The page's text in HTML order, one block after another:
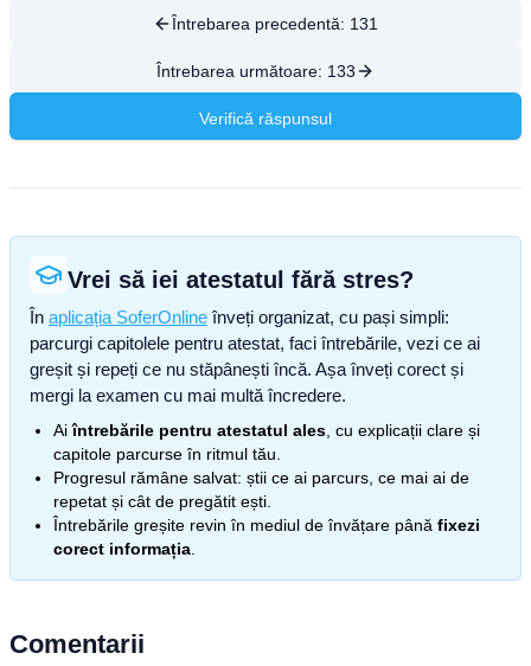
Întrebarea precedentă: 131
Întrebarea următoare: 133
Verifică răspunsul
Vrei să iei atestatul fără stres?
În aplicația SoferOnline înveți organizat, cu pași simpli:
parcurgi capitolele pentru atestat, faci întrebările, vezi ce ai
greșit și repeți ce nu stăpânești încă. Așa înveți corect și
mergi la examen cu mai multă încredere.
Aiîntrebările pentru atestatul ales , cu explicații clare și
capitole parcurse în ritmul tău.
Progresul rămâne salvat: știi ce ai parcurs, ce mai ai de
repetat și cât de pregătit ești.
Întrebările greșite revin în mediul de învățare până fixezi
corect informația
Comentarii